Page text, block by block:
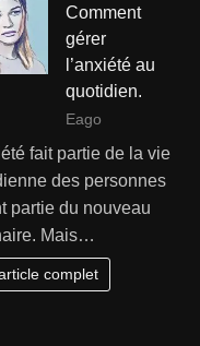
Comment
gérer
l’anxiété au
quotidien.
Eago
fait partie de la vie
des personnes
partie du nouveau
Mais…
complet